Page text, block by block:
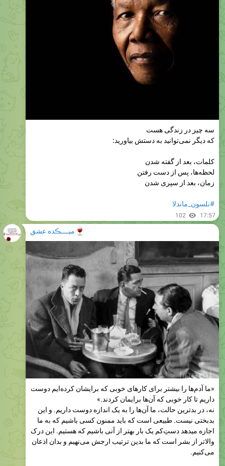
سه چیز در زندگی هست
که دیگر نمی‌توانید به دستش بیاورید:
کلمات، بعد از گفته شدن
لحظه‌ها، پس از دست رفتن
زمان، بعد از سپری شدن
#نلسون_ماندلا
102 17:57
🍷میــــڪده عشق
«ما آدم‌ها را بیشتر برای کارهای خوبی که برایشان کرده‌ایم دوست
داریم تا کار خوبی که آن‌ها برایمان کردند.»
نه، در بدترین حالت، ما آن‌ها را به یک اندازه دوست داریم. و این
بدبختی نیست. طبیعی است که باید ممنون کسی باشیم که به ما
اجازه میدهد دستِ‌کم یک بار بهتر از آنی باشیم که هستیم. این درک
والاتر از بشر است که ما بدین ترتیب ارجش می‌نهیم و بدان اذعان
می‌کنیم.